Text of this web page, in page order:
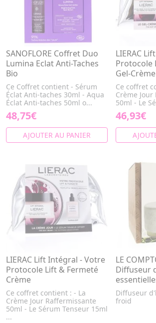
SANOFLORE Coffret Duo
Lumina Eclat Anti-Taches
Bio
Ce Coffret contient - Sérum
Éclat Anti-taches 30ml - Aqua
Éclat Anti-taches 50ml o...
48,75€
AJOUTER AU PANIER
LIERAC
Protocole
Gel-Crème
Ce coffret
Crème
50ml - Le
46,93€
LIERAC Lift Intégral - Votre
Protocole Lift & Fermeté
Crème
Ce coffret contient : - La
Crème Jour Raffermissante
50ml - Le Sérum Tenseur 15ml
...
LE
Diffuseur
Diffuseur
froid